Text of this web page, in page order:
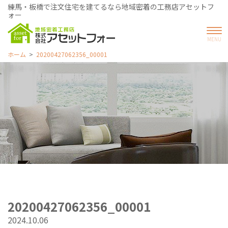
練馬・板橋で注文住宅を建てるなら地域密着の工務店アセットフ
ォー
ホーム 20200427062356_00001
20200427062356_00001
2024.10.06